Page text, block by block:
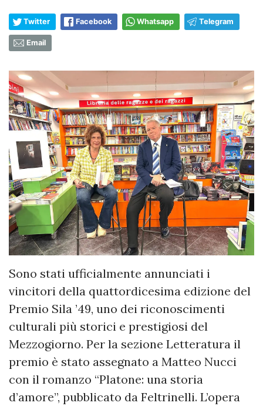
Twitter Facebook Whatsapp Telegram
Email
Sono stati ufficialmente annunciati i
vincitori della quattordicesima edizione del
Premio Sila ’49, uno dei riconoscimenti
culturali più storici e prestigiosi del
Mezzogiorno. Per la sezione Letteratura il
premio è stato assegnato a Matteo Nucci
con il romanzo “Platone: una storia
d’amore”, pubblicato da Feltrinelli. L’opera